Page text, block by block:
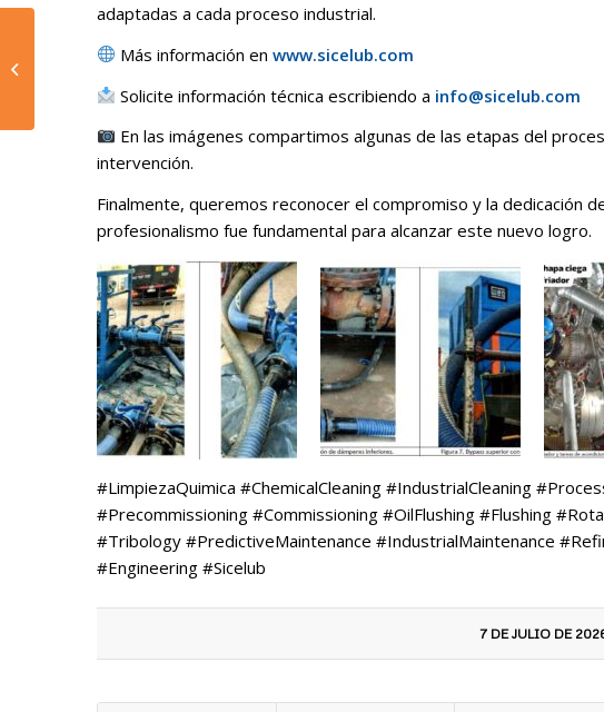
adaptadas a cada proceso industrial.
Más información enwww.sicelub.com
Solicite información técnica escribiendo a info@sicelub.com
En las imágenes compartimos algunas de las etapas del
intervención.
Finalmente, queremos reconocer el compromiso y la dedicación
profesionalismo fue fundamental para alcanzar este nuevo logro.
#LimpiezaQuimica #ChemicalCleaning #IndustrialCleaning
#Precommissioning #Commissioning #OilFlushing #Flushing
#Tribology #PredictiveMaintenance #IndustrialMaintenance
#Engineering #Sicelub
7 DE JULIO DE
Precomisionamiento:
Oleohidráulico y
Pruebas...